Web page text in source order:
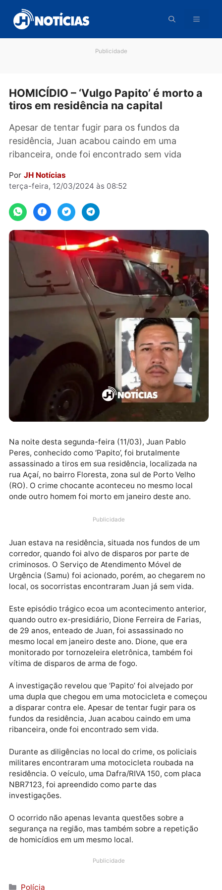
para
conteúdo
HOMICÍDIO – ‘Vulgo Papito’ é morto
Apesar de tentar fugir para os fundos da
residência, Juan acabou caindo em uma
ribanceira, onde foi encontrado sem vida
Por
terça-feira, 12/03/2024 às 08:52
Na noite desta segunda-feira (11/03), Juan Pablo
Peres, conhecido como ‘Papito’, foi brutalmente
assassinado a tiros em sua residência, localizada na
(RO). O crime chocante aconteceu no mesmo local
onde outro homem foi morto em janeiro deste ano.
Publicidade
Juan estava na residência, situada nos fundos de um
corredor, quando foi alvo de disparos por parte de
criminosos. O Serviço de Atendimento Móvel de
Urgência (Samu) foi acionado, porém, ao chegarem
local, os socorristas encontraram Juan já sem vida.
quando outro ex-presidiário, Dione Ferreira de
de 29 anos, enteado de Juan, foi assassinado no
mesmo local em janeiro deste ano. Dione, que era
monitorado por tornozeleira eletrônica, também foi
vítima de disparos de arma de fogo.
A investigação revelou que ‘Papito’ foi alvejado por
uma dupla que chegou em uma motocicleta e
a disparar contra ele. Apesar de tentar fugir para os
fundos da residência, Juan acabou caindo em uma
Durante as diligências no local do crime, os policiais
residência. O veículo, uma Dafra/RIVA 150, com
investigações.